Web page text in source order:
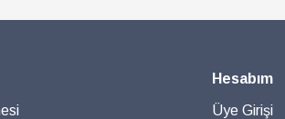
Hesabım
Üye Girişi